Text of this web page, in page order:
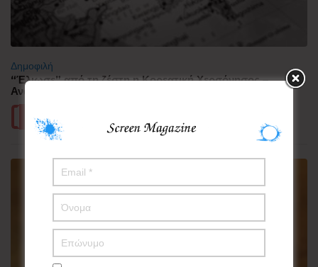
Δημοφιλή
“Έλιωσε” από τη ζέστη η Κορεατική Χερσόνησος –
Ανάσες δροσιάς αναζητούν οι πολίτες
Περισσότερα